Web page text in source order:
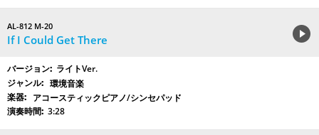
AL-812 M-20
If I Could Get There
ライトVer.
環境音楽
アコースティックピアノ/シンセパッド
3:28